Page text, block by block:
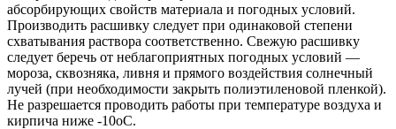
абсорбирующих свойств материала и погодных условий.
Производить расшивку следует при одинаковой степени
схватывания раствора соответственно. Свежую расшивку
следует беречь от неблагоприятных погодных условий —
мороза, сквозняка, ливня и прямого воздействия солнечный
лучей (при необходимости закрыть полиэтиленовой пленкой).
Не разрешается проводить работы при температуре воздуха и
кирпича ниже -10oС.